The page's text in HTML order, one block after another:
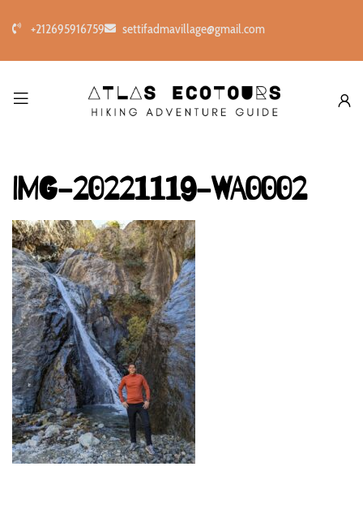
+212695916759 settifadmavillage@gmail.com
IMG-20221119-WA0002